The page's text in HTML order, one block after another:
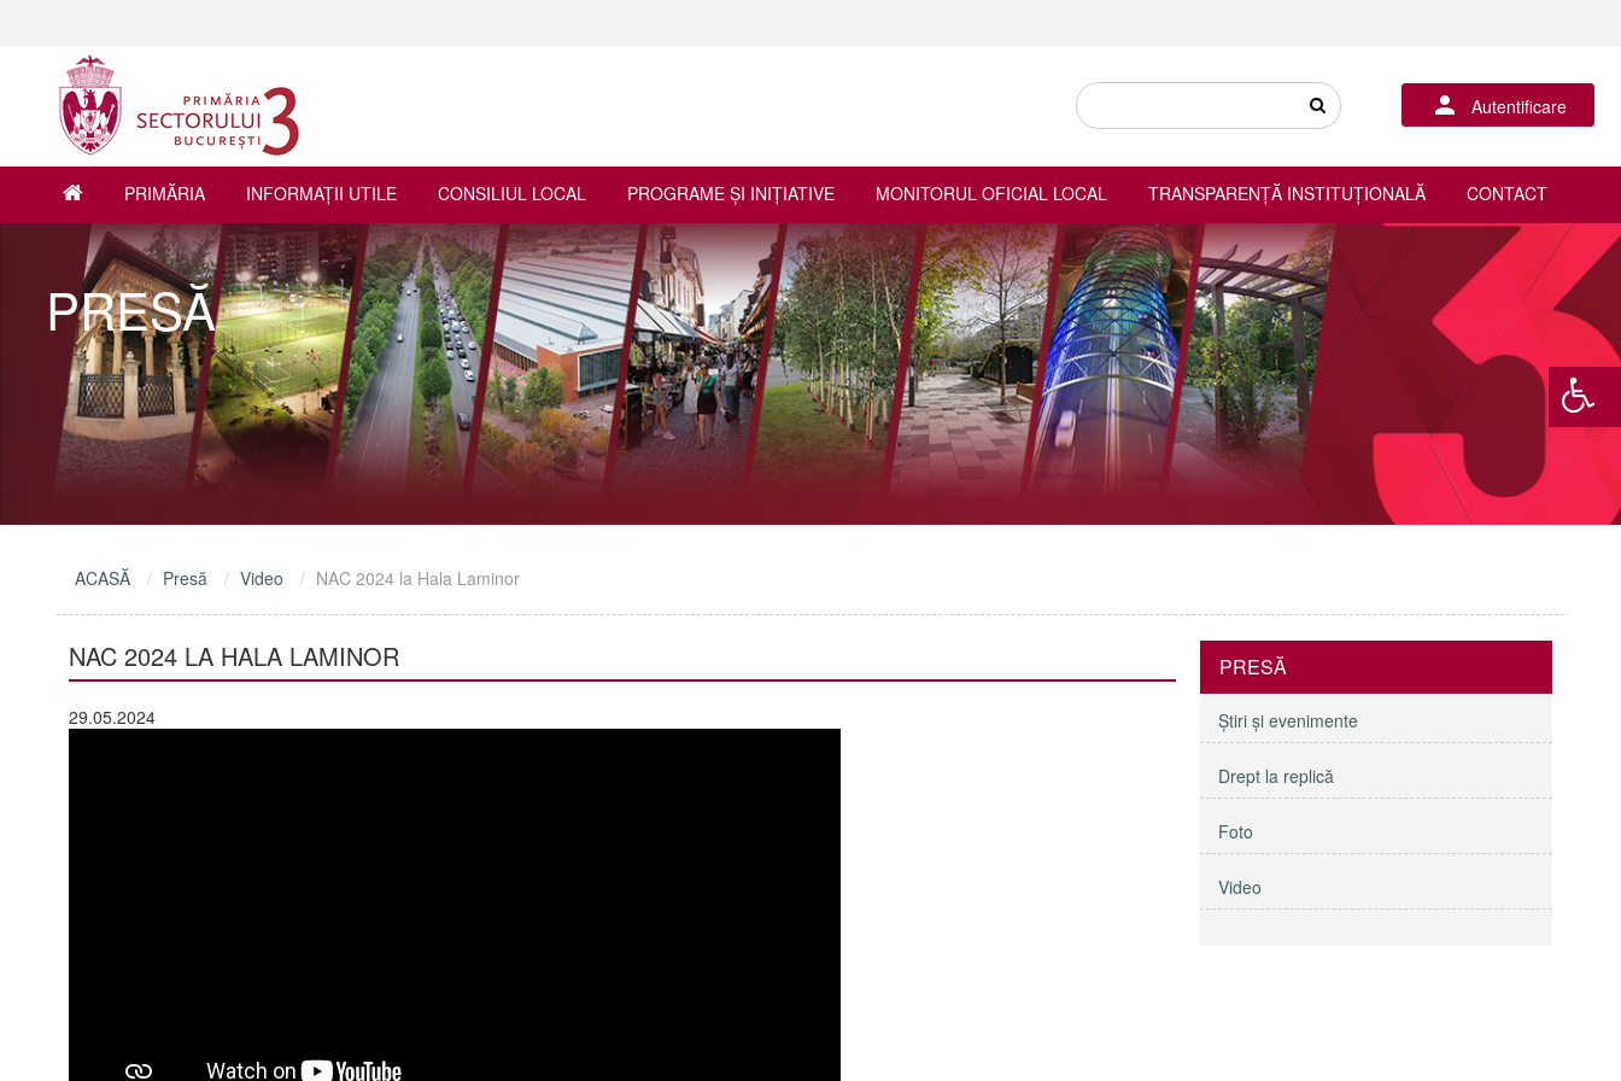
Autentificare
PRIMĂRIA INFORMAŢII UTILE CONSILIUL LOCAL PROGRAME ŞI INIŢIATIVE MONITORUL OFICIAL LOCAL TRANSPARENȚĂ INSTITUȚIONALĂ CONTACT
PRESĂ
ACASĂ Presă Video NAC 2024 la Hala Laminor
NAC 2024 LA HALA LAMINOR
29.05.2024
PRESĂ
Ştiri şi evenimente
Drept la replică
Foto
Video